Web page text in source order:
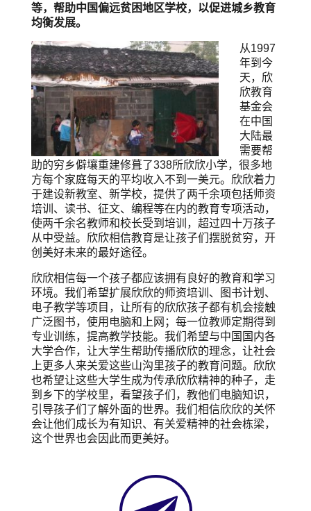
等，帮助中国偏远贫困地区学校，以促进城乡教育
均衡发展。
从1997
年到今
天，欣
欣教育
基金会
在中国
大陆最
需要帮
助的穷乡僻壤重建修葺了338所欣欣小学，很多地
方每个家庭每天的平均收入不到一美元。欣欣着力
于建设新教室、新学校，提供了两千余项包括师资
培训、读书、征文、编程等在内的教育专项活动，
使两千余名教师和校长受到培训，超过四十万孩子
从中受益。欣欣相信教育是让孩子们摆脱贫穷，开
创美好未来的最好途径。
欣欣相信每一个孩子都应该拥有良好的教育和学习
环境。我们希望扩展欣欣的师资培训、图书计划、
电子教学等项目，让所有的欣欣孩子都有机会接触
广泛图书，使用电脑和上网；每一位教师定期得到
专业训练，提高教学技能。我们希望与中国国内各
大学合作，让大学生帮助传播欣欣的理念，让社会
上更多人来关爱这些山沟里孩子的教育问题。欣欣
也希望让这些大学生成为传承欣欣精神的种子，走
到乡下的学校里，看望孩子们，教他们电脑知识，
引导孩子们了解外面的世界。我们相信欣欣的关怀
会让他们成长为有知识、有关爱精神的社会栋梁，
这个世界也会因此而更美好。